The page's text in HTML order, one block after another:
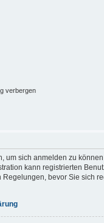
verbergen
um sich anmelden zu
kann registrierten
bevor Sie sich